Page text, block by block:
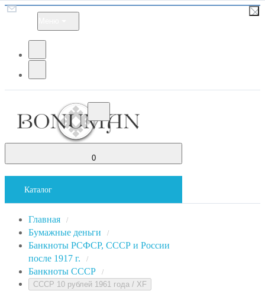
0
Каталог
Главная /
Бумажные деньги /
Банкноты РСФСР, СССР и России
после 1917 г.
/
Банкноты СССР /
СССР 10 рублей 1961 года / XF